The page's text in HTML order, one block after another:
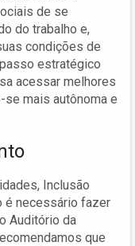
de se
do trabalho e,
condições de
estratégico
acessar melhores
mais autônoma e
Inclusão
é necessário fazer
Auditório da
que